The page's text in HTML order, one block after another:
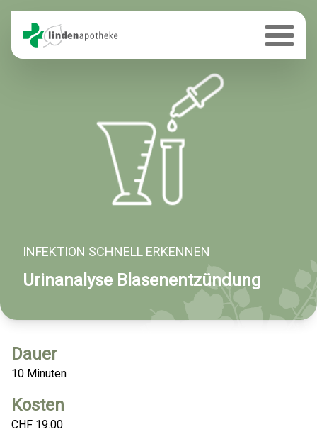
INFEKTION SCHNELL ERKENNEN
Urinanalyse Blasenentzündung
Dauer
10 Minuten
Kosten
CHF 19.00